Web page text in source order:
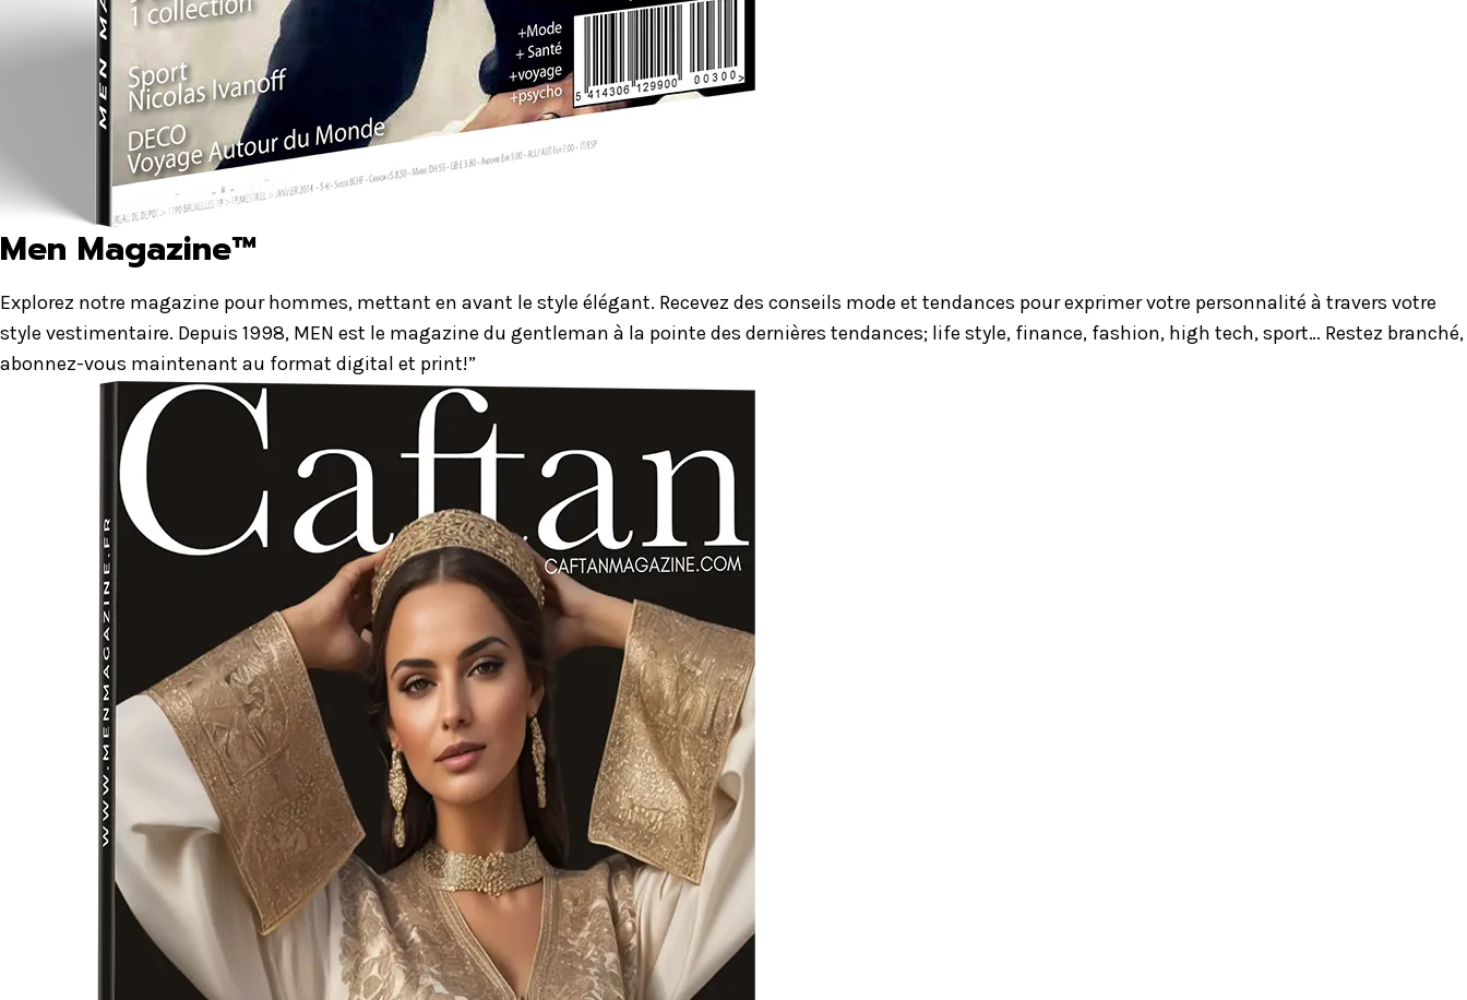
Men Magazine™
Explorez notre magazine pour hommes, mettant en avant le style élégant. Recevez des conseils mode et tendances pour exprimer votre personnalité à travers votre
style vestimentaire. Depuis 1998, MEN est le magazine du gentleman à la pointe des dernières tendances; life style, finance, fashion, high tech, sport… Restez branché,
abonnez-vous maintenant au format digital et print!”